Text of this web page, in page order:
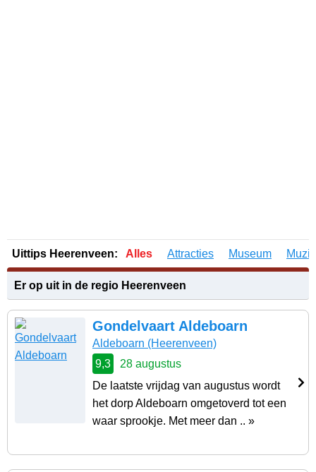
Uittips Heerenveen: Alles Attracties Museum
Er op uit in de regio Heerenveen
Gondelvaart Aldeboarn
Aldeboarn (Heerenveen)
9,3
28 augustus
De laatste vrijdag van augustus wordt
het dorp Aldeboarn omgetoverd tot een
waar sprookje. Met meer dan .. »